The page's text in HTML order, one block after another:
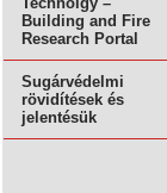
Building and Fire
Research Portal
Sugárvédelmi
rövidítések és
jelentésük